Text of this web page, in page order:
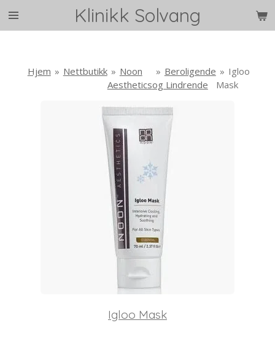
Gå
Klinikk Solvang
Hjem » Nettbutikk » Noon
Aesthetics
» Beroligende
og Lindrende
» Igloo
Mask
Igloo Mask